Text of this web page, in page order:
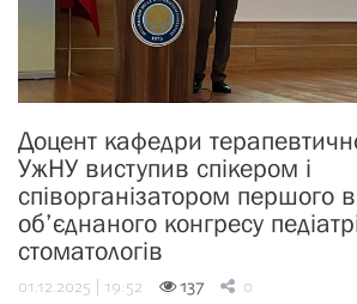
Доцент кафедри
УжНУ виступив спікером і
співорганізатором першого
об’єднаного конгресу
стоматологів
01.12.2025 | 19:52 137 0